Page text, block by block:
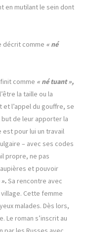
en mutilant le sein dont
décrit comme « né
comme « né tuant »,
la taille ou la
l’appel du gouffre, se
de leur apporter la
est pour lui un travail
– avec ses codes
propre, ne pas
et pouvoir
Sa rencontre avec
Cette femme
malades. Dès lors,
Le roman s’inscrit au